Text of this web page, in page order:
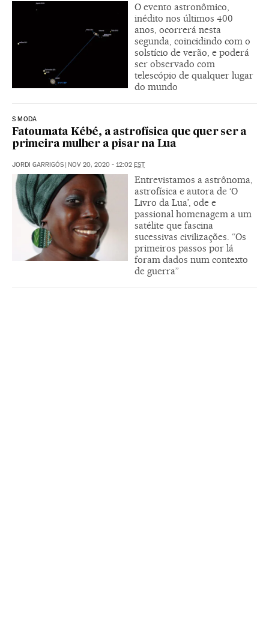
O evento astronômico,
inédito nos últimos 400
anos, ocorrerá nesta
segunda, coincidindo com o
solstício de verão, e poderá
ser observado com
telescópio de qualquer lugar
do mundo
S MODA
Fatoumata Kébé, a astrofísica que quer ser a
primeira mulher a pisar na Lua
JORDI GARRIGÓS | NOV 20, 2020 - 12:02 EST
Entrevistamos a astrônoma,
astrofísica e autora de ‘O
Livro da Lua’, ode e
passional homenagem a um
satélite que fascina
sucessivas civilizações. “Os
primeiros passos por lá
foram dados num contexto
de guerra”